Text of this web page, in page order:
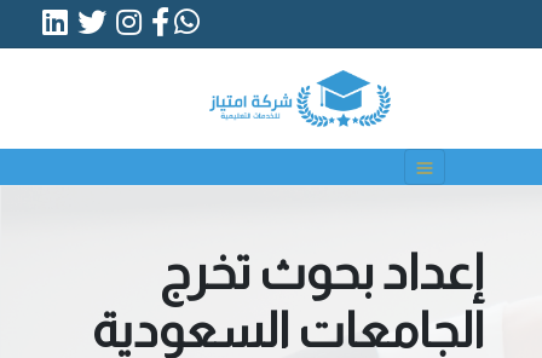
إعداد بحوث تخرج
الجامعات السعودية